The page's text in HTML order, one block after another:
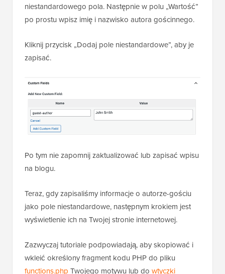
niestandardowego pola. Następnie w polu „Wartość”
po prostu wpisz imię i nazwisko autora gościnnego.
Kliknij przycisk „Dodaj pole niestandardowe”, aby je
zapisać.
Po tym nie zapomnij zaktualizować lub zapisać wpisu
na blogu.
Teraz, gdy zapisaliśmy informacje o autorze-gościu
jako pole niestandardowe, następnym krokiem jest
wyświetlenie ich na Twojej stronie internetowej.
Zazwyczaj tutoriale podpowiadają, aby skopiować i
wkleić określony fragment kodu PHP do pliku
functions.php Twojego motywu lub do wtyczki